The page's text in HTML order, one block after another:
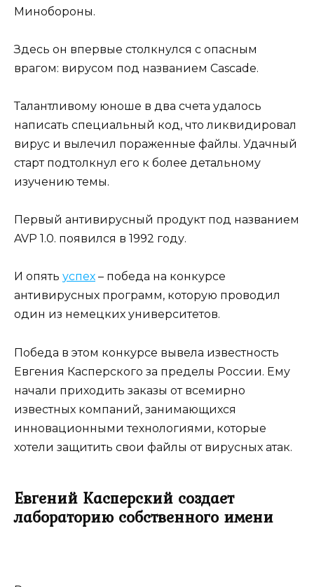
Минобороны.
Здесь он впервые столкнулся с опасным
врагом: вирусом под названием Cascade.
Талантливому юноше в два счета удалось
написать специальный код, что ликвидировал
вирус и вылечил пораженные файлы. Удачный
старт подтолкнул его к более детальному
изучению темы.
Первый антивирусный продукт под названием
AVP 1.0. появился в 1992 году.
И опять успех – победа на конкурсе
антивирусных программ, которую проводил
один из немецких университетов.
Победа в этом конкурсе вывела известность
Евгения Касперского за пределы России. Ему
начали приходить заказы от всемирно
известных компаний, занимающихся
инновационными технологиями, которые
хотели защитить свои файлы от вирусных атак.
Евгений Касперский создает
лабораторию собственного имени